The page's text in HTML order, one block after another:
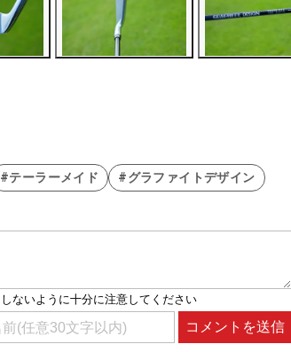
#テーラーメイド #グラファイトデザイン